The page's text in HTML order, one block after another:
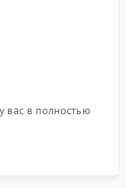
вас в полностью